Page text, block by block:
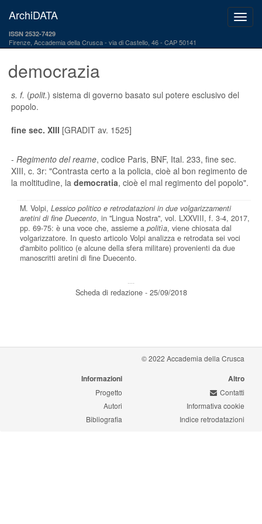
ArchiDATA
ISSN 2532-7429
Firenze, Accademia della Crusca via di Castello, 46 - CAP 50141
democrazia
s. f. (polit.) sistema di governo basato sul potere esclusivo del
popolo.
fine sec. XIII [GRADIT av. 1525]
- Regimento del reame, codice Paris, BNF, Ital. 233, fine sec.
XIII, c. 3r: "Contrasta certo a la policia, cioè al bon regimento de
la moltitudine, la democratia, cioè el mal regimento del popolo".
M. Volpi, Lessico politico e retrodatazioni in due volgarizzamenti
aretini di fine Duecento, in "Lingua Nostra", vol. LXXVIII, f. 3-4, 2017,
pp. 69-75: è una voce che, assieme a politìa, viene chiosata dal
volgarizzatore. In questo articolo Volpi analizza e retrodata sei voci
d'ambito politico (e alcune della sfera militare) provenienti da due
manoscritti aretini di fine Duecento.
---
Scheda di redazione - 25/09/2018
© 2022 Accademia della Crusca
Informazioni
Progetto
Autori
Bibliografia
Altro
Contatti
Informativa cookie
Indice retrodatazioni